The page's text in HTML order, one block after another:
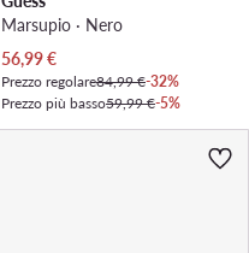
Marsupio · Nero
Prezzo attuale
56,99€
Prezzo regolare84,99 €-32%
Prezzo più basso59,99 €-5%